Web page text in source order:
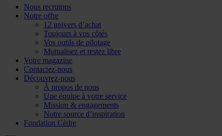
Nous recrutons
Notre offre
12 univers d’achat
Toujours à vos côtés
Vos outils de pilotage
Mutualisez et restez libre
Votre magazine
Contactez-nous
Découvrez-nous
À propos de nous
Une équipe à votre service
Mission & engagements
Notre source d’inspiration
Fondation Cèdre